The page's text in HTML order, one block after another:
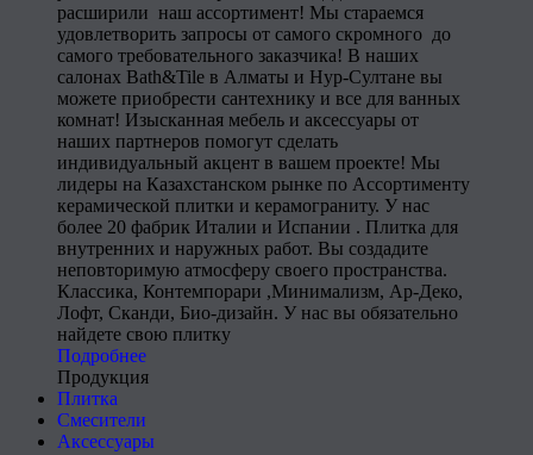
расширили наш ассортимент! Мы стараемся
удовлетворить запросы от самого скромного до
самого требовательного заказчика! В наших
салонах Bath&Tile в Алматы и Нур-Султане вы
можете приобрести сантехнику и все для ванных
комнат! Изысканная мебель и аксессуары от
наших партнеров помогут сделать
индивидуальный акцент в вашем проекте! Мы
лидеры на Казахстанском рынке по Ассортименту
керамической плитки и керамограниту. У нас
более 20 фабрик Италии и Испании . Плитка для
внутренних и наружных работ. Вы создадите
неповторимую атмосферу своего пространства.
Классика, Контемпорари ,Минимализм, Ар-Деко,
Лофт, Сканди, Био-дизайн. У нас вы обязательно
найдете свою плитку
Подробнее
Продукция
Плитка
Смесители
Аксессуары